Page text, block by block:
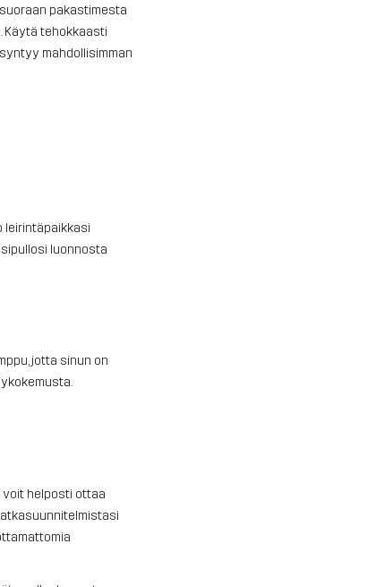
pakastimesta
Käytä tehokkaasti
mahdollisimman
leirintäpaikkasi
luonnosta
jotta sinun on
voit helposti ottaa